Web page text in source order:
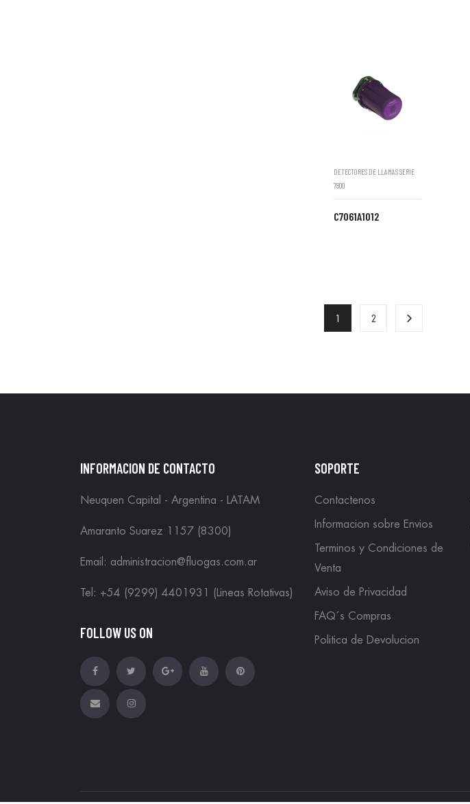
DETECTORES DE LLAMAS SERIE
7800
C7061A1012
1 2
INFORMACION DE CONTACTO
Neuquen Capital - Argentina - LATAM
Amaranto Suarez 1157 (8300)
Email: administracion@fluogas.com.ar
Tel: +54 (9299) 4401931 (Lineas Rotativas)
FOLLOW US ON
SOPORTE
Contactenos
Informacion sobre Envios
Terminos y Condiciones de
Venta
Aviso de Privacidad
FAQ´s Compras
Politica de Devolucion